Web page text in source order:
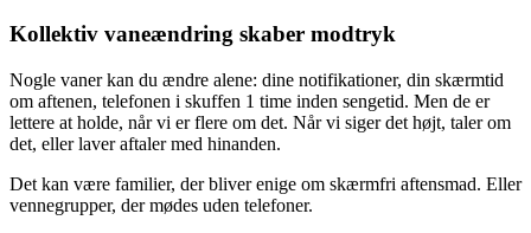
Kollektiv vaneændring skaber modtryk
Nogle vaner kan du ændre alene: dine notifikationer, din skærmtid
om aftenen, telefonen i skuffen 1 time inden sengetid. Men de er
lettere at holde, når vi er flere om det. Når vi siger det højt, taler om
det, eller laver aftaler med hinanden.
Det kan være familier, der bliver enige om skærmfri aftensmad. Eller
vennegrupper, der mødes uden telefoner.